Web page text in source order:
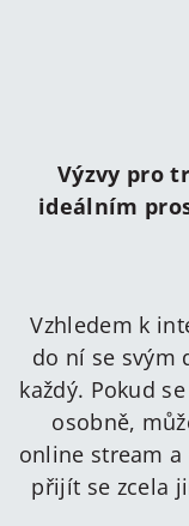
Výzvy pro
ideálním
Vzhledem k
do ní se svým
každý. Pokud
osobně,
online stream
přijít se zcela